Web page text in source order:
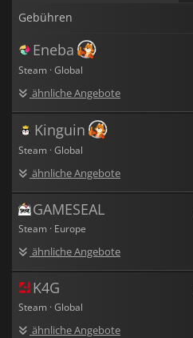
Gebühren
Eneba
Steam · Global
ähnliche Angebote
Kinguin
Steam · Global
ähnliche Angebote
GAMESEAL
Steam · Europe
ähnliche Angebote
K4G
Steam · Global
ähnliche Angebote